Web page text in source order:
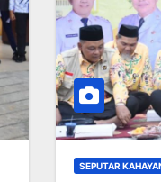
SEPUTAR